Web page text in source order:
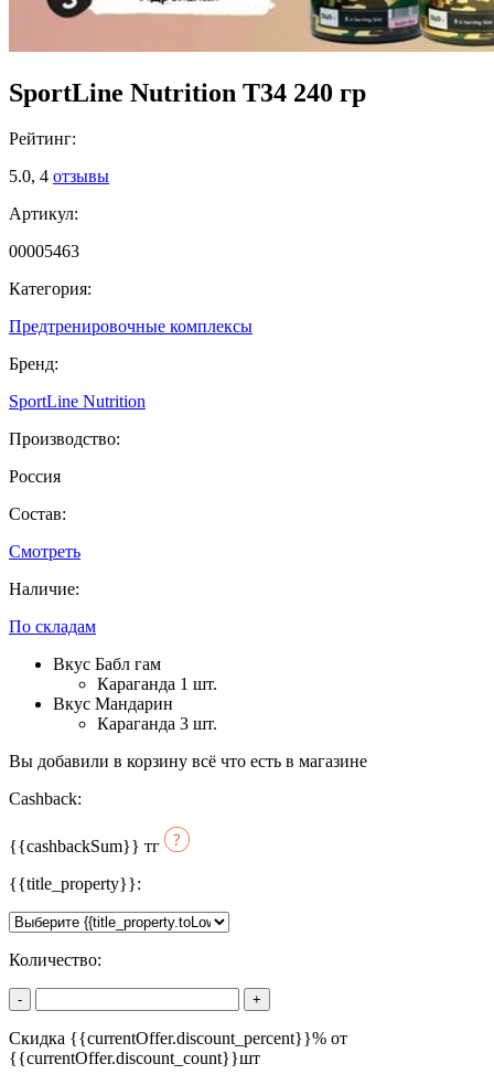
SportLine Nutrition T34 240 гр
Рейтинг:
5.0, 4 отзывы
Артикул:
00005463
Категория:
Предтренировочные комплексы
Бренд:
SportLine Nutrition
Производство:
Россия
Состав:
Смотреть
Наличие:
По складам
Вкус Бабл гам
Караганда 1 шт.
Вкус Мандарин
Караганда 3 шт.
Вы добавили в корзину всё что есть в магазине
Cashback:
{{cashbackSum}} тг
{{title_property}}:
Количество:
- +
Скидка {{currentOffer.discount_percent}}% от
{{currentOffer.discount_count}}шт